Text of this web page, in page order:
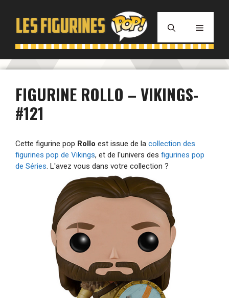
contenu
MENU
FIGURINE ROLLO – VIKINGS-
#121
Cette figurine pop Rollo est issue de la collection des
figurines pop de Vikings, et de l'univers des figurines pop
de Séries. L'avez vous dans votre collection ?